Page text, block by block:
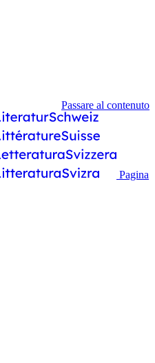
Passare al contenuto
Pagina